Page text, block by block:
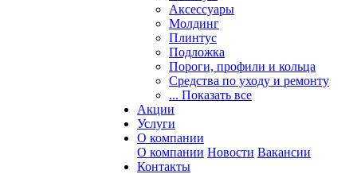
Аксессуары
Молдинг
Плинтус
Подложка
Пороги, профили и кольца
Средства по уходу и ремонту
... Показать все
Акции
Услуги
О компании
О компании Новости Вакансии
Контакты